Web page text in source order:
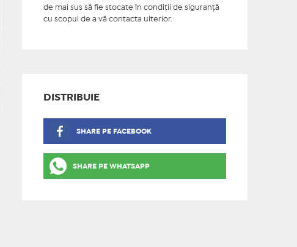
de mai sus să fie stocate în condiţii de siguranţă
cu scopul de a vă contacta ulterior.
DISTRIBUIE
SHARE PE FACEBOOK
SHARE PE WHATSAPP